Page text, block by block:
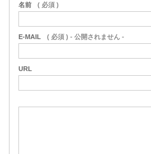
名前 ( 必須 )
E-MAIL ( 必須 ) - 公開されません -
URL